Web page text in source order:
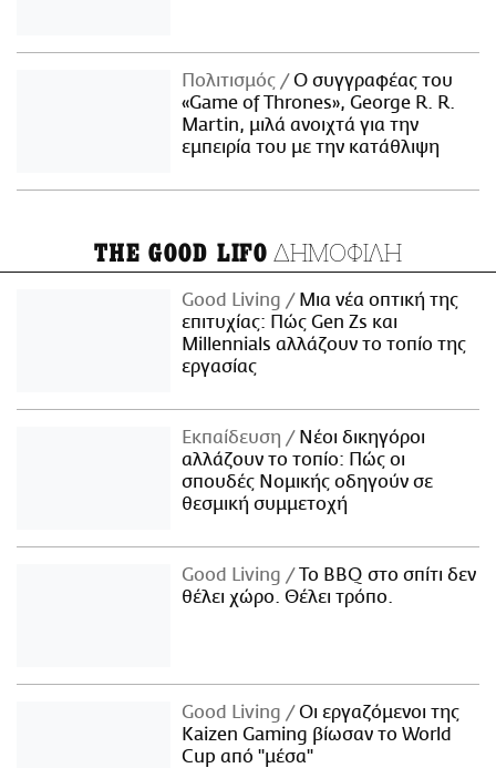
Πολιτισμός
Ο συγγραφέας του
«Game of Thrones», George R. R.
Martin, μιλά ανοιχτά για την
εμπειρία του με την κατάθλιψη
THE GOOD LIFO ΔΗΜΟΦΙΛΗ
Good Living
Μια νέα οπτική της
επιτυχίας: Πώς Gen Zs και
Millennials αλλάζουν το τοπίο της
εργασίας
Εκπαίδευση
Νέοι δικηγόροι
αλλάζουν το τοπίο: Πώς οι
σπουδές Νομικής οδηγούν σε
θεσμική συμμετοχή
Good Living
Το BBQ στο σπίτι δεν
θέλει χώρο. Θέλει τρόπο.
Good Living
Οι εργαζόμενοι της
Kaizen Gaming βίωσαν το World
Cup από "μέσα"